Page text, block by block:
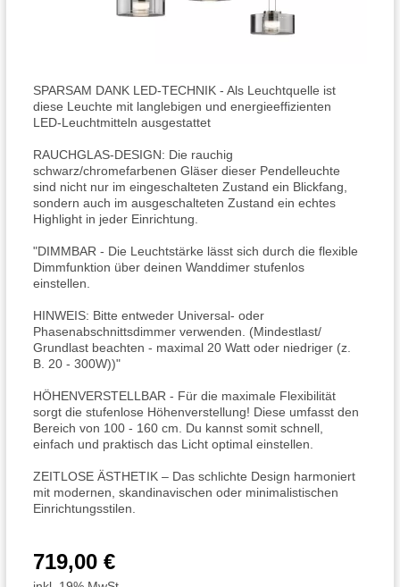
SPARSAM DANK LED-TECHNIK - Als Leuchtquelle ist
diese Leuchte mit langlebigen und energieeffizienten
LED-Leuchtmitteln ausgestattet
RAUCHGLAS-DESIGN: Die rauchig
schwarz/chromefarbenen Gläser dieser Pendelleuchte
sind nicht nur im eingeschalteten Zustand ein Blickfang,
sondern auch im ausgeschalteten Zustand ein echtes
Highlight in jeder Einrichtung.
"DIMMBAR - Die Leuchtstärke lässt sich durch die flexible
Dimmfunktion über deinen Wanddimer stufenlos
einstellen.
HINWEIS: Bitte entweder Universal- oder
Phasenabschnittsdimmer verwenden. (Mindestlast/
Grundlast beachten - maximal 20 Watt oder niedriger (z.
B. 20 - 300W))"
HÖHENVERSTELLBAR - Für die maximale Flexibilität
sorgt die stufenlose Höhenverstellung! Diese umfasst den
Bereich von 100 - 160 cm. Du kannst somit schnell,
einfach und praktisch das Licht optimal einstellen.
ZEITLOSE ÄSTHETIK – Das schlichte Design harmoniert
mit modernen, skandinavischen oder minimalistischen
Einrichtungsstilen.
719,00 €